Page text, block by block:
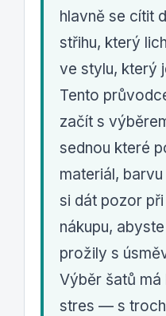
hlavně se cítit
střihu, který
ve stylu, který
Tento
začít s
sednou které
materiál,
si dát pozor
nákupu,
prožily s
Výběr šatů
stres — s